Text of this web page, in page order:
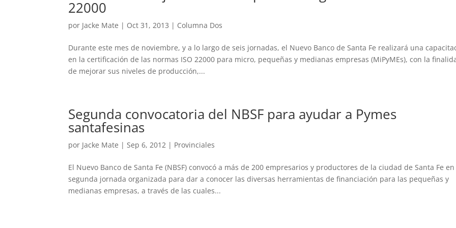
22000
por Jacke Mate | Oct 31, 2013 | Columna Dos
Durante este mes de noviembre, y a lo largo de seis jornadas, el Nuevo Banco de Santa Fe realizará una
en la certificación de las normas ISO 22000 para micro, pequeñas y medianas empresas (MiPyMEs), con la
de mejorar sus niveles de producción,...
Segunda convocatoria del NBSF para ayudar a Pymes
santafesinas
por Jacke Mate |Sep 6, 2012 | Provinciales
El Nuevo Banco de Santa Fe (NBSF) convocó a más de 200 empresarios y productores de la ciudad de Santa Fe en
segunda jornada organizada para dar a conocer las diversas herramientas de financiación para las pequeñas y
medianas empresas, a través de las cuales...